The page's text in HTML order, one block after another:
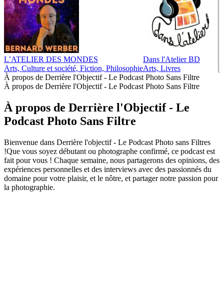
L’ATELIER DES MONDES
Arts, Culture et société, Fiction, Philosophie
Dans l'Atelier BD
Arts, Livres
À propos de Derrière l'Objectif - Le Podcast Photo Sans Filtre
À propos de Derrière l'Objectif - Le Podcast Photo Sans Filtre
À propos de Derrière l'Objectif - Le
Podcast Photo Sans Filtre
Bienvenue dans Derrière l'objectif - Le Podcast Photo sans Filtres
!Que vous soyez débutant ou photographe confirmé, ce podcast est
fait pour vous ! Chaque semaine, nous partagerons des opinions, des
expériences personnelles et des interviews avec des passionnés du
domaine pour votre plaisir, et le nôtre, et partager notre passion pour
la photographie.